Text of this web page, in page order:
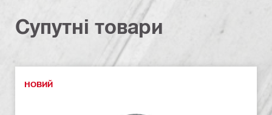
Супутні товари
НОВИЙ